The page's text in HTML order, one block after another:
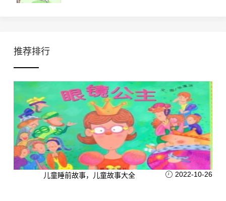
推荐排行
儿童睡前故事，儿童故事大全 2022-10-26